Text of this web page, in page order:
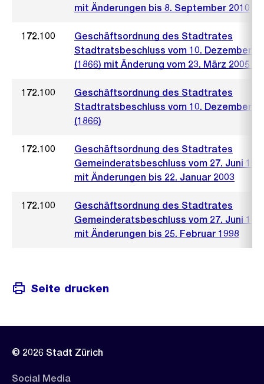
mit Änderungen bis 8. September 2010
172.100
Geschäftsordnung des Stadtrates
Stadtratsbeschluss vom 10. Dezember
(1866) mit Änderung vom 23. März 2005
172.100
Geschäftsordnung des Stadtrates
Stadtratsbeschluss vom 10. Dezember
(1866)
172.100
Geschäftsordnung des Stadtrates
Gemeinderatsbeschluss vom 27. Juni
mit Änderungen bis 22. Januar 2003
172.100
Geschäftsordnung des Stadtrates
Gemeinderatsbeschluss vom 27. Juni
mit Änderungen bis 25. Februar 1998
Seite drucken
© 2026 Stadt Zürich
Social Media